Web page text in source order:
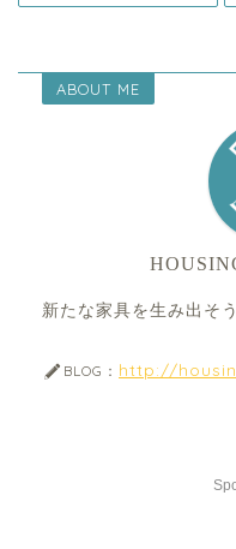
ABOUT ME
新たな家具を生み出そう
BLOG： http://